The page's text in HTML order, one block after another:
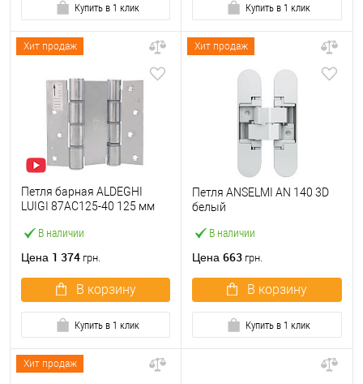
Купить в 1 клик Купить в 1 клик
Хит продаж
В наличии
Петля барная ALDEGHI
LUIGI 87AC125-40 125 мм
Цена 1 374 грн.
В корзину
Купить в 1 клик
Хит продаж
В наличии
Петля ANSELMI AN 140 3D
белый
Цена 663 грн.
В корзину
Купить в 1 клик
Хит продаж